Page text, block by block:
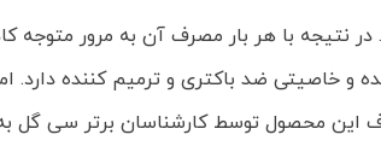
درصد باعث نازک تر شدن موها می شود. در نتیجه با هر بار مصرف آن
و خاصیتی ضد باکتری و ترمیم کننده دارد.
این محصول توسط کارشناسان برتر سی گل